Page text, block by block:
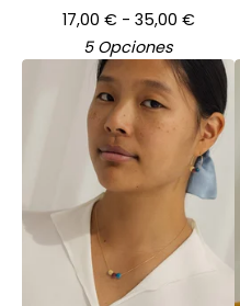
17,00 €- 35,00 €
5 Opciones